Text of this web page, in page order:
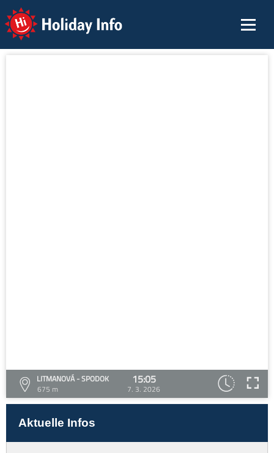
Holiday Info
LITMANOVÁ - SPODOK
675 m
15:05
7. 3. 2026
Aktuelle Infos